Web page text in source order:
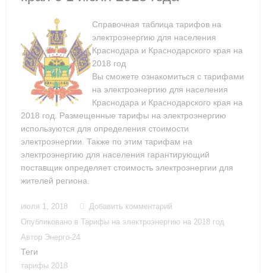
Справочная таблица тарифов на
электроэнергию для населения
Краснодара и Краснодарского края на
2018 год
Вы сможете ознакомиться с тарифами
на электроэнергию для населения
Краснодара и Краснодарского края на
2018 год. Размещенные тарифы на электроэнергию
используются для определения стоимости
электроэнергии. Также по этим тарифам на
электроэнергию для населения гарантирующий
поставщик определяет стоимость электроэнергии для
жителей региона.
июля 1, 2018
Добавить комментарий
Опубликовано в Тарифы на электроэнергию на 2018 год
Автор Энерго-24
Теги
тарифы 2018